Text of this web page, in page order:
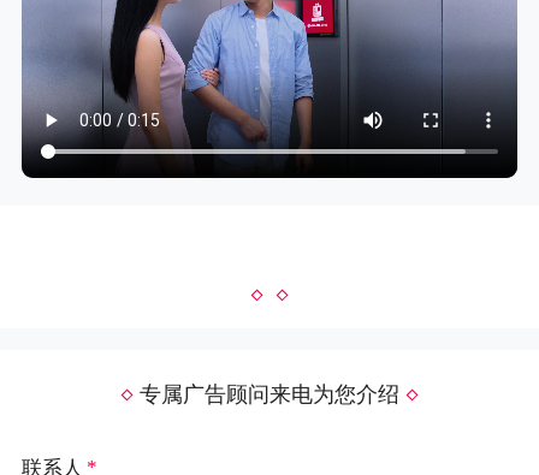
专属广告顾问来电为您介绍
联系人 *